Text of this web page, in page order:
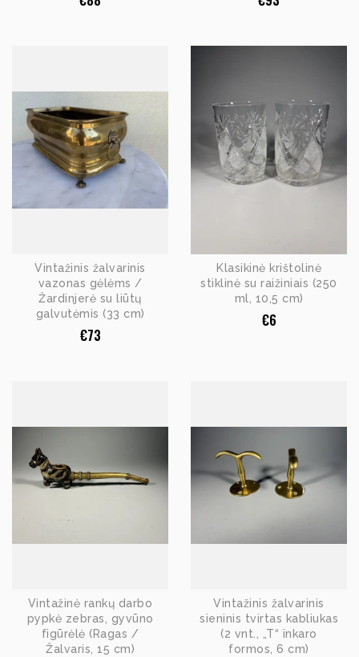
Vintažinis žalvarinis
vazonas gėlėms /
Žardinjerė su liūtų
galvutėmis (33 cm)
€73
Klasikinė krištolinė
stiklinė su raižiniais (250
ml, 10,5 cm)
€6
Vintažinė rankų darbo
pypkė zebras, gyvūno
figūrėlė (Ragas /
Žalvaris, 15 cm)
Vintažinis žalvarinis
sieninis tvirtas kabliukas
(2 vnt., „T“ inkaro
formos, 6 cm)